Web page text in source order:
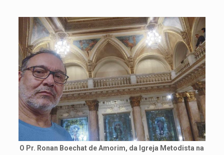
O Pr. Ronan Boechat de Amorim, da Igreja Metodista na